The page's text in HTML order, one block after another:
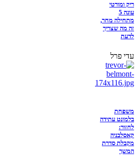
ריק ומורטי
עונה 5
מתחילה מחר,
זה מה שצריך
לדעת
עדי פרל
משפחת
בלמונט עתידה
לחזור:
קאסלבניה
מקבלת סדרת
המשך